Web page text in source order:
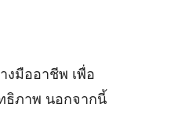
มืออาชีพ เพื่อ
ธิภาพ นอกจากนี้